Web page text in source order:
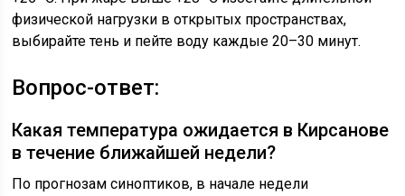
физической нагрузки в открытых пространствах,
выбирайте тень и пейте воду каждые 20–30 минут.
Вопрос-ответ:
Какая температура ожидается в Кирсанове
в течение ближайшей недели?
По прогнозам синоптиков, в начале недели